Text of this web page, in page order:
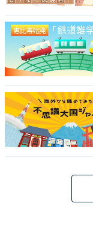
【乾電池式】パ
トカッター メン
【Amazon.co.jp
パナソニック「